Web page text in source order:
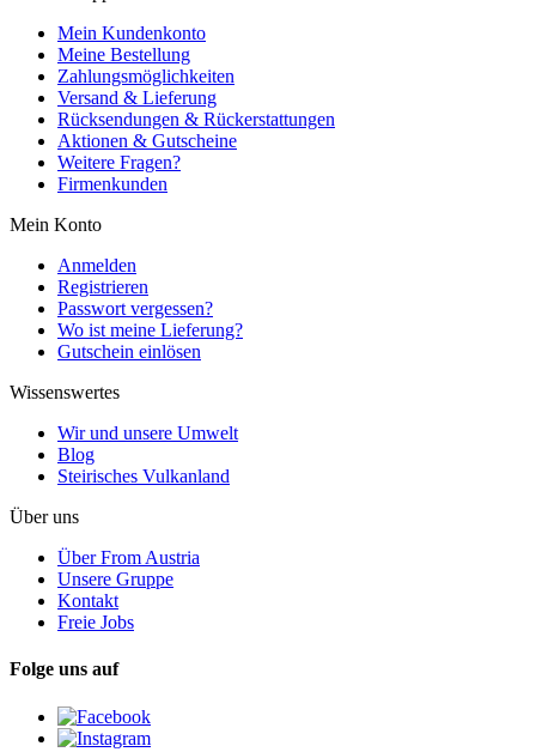
Mein Kundenkonto
Meine Bestellung
Zahlungsmöglichkeiten
Versand & Lieferung
Rücksendungen & Rückerstattungen
Aktionen & Gutscheine
Weitere Fragen?
Firmenkunden
Mein Konto
Anmelden
Registrieren
Passwort vergessen?
Wo ist meine Lieferung?
Gutschein einlösen
Wissenswertes
Wir und unsere Umwelt
Blog
Steirisches Vulkanland
Über uns
Über From Austria
Unsere Gruppe
Kontakt
Freie Jobs
Folge uns auf